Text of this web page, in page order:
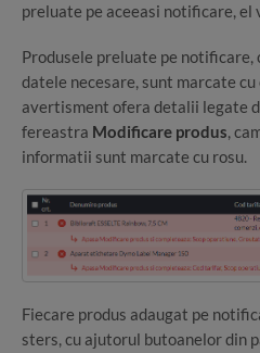
preluate pe aceeasi notificare, el
Produsele preluate pe
datele necesare, sunt marcate
avertisment ofera detalii legate
fereastra Modificare produs,
informatii sunt marcate cu rosu.
Fiecare produs adaugat pe
sters, cu ajutorul butoanelor din